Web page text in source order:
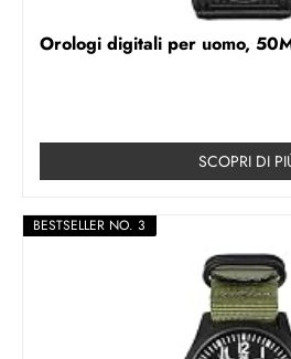
Orologi digitali per uomo,
SCOPRI DI
BESTSELLER NO. 3